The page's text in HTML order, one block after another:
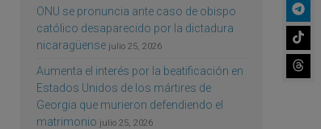
ONU se pronuncia ante caso de obispo
católico desaparecido por la dictadura
nicaragüense julio 25, 2026
Aumenta el interés por la beatificación en
Estados Unidos de los mártires de
Georgia que murieron defendiendo el
matrimonio julio 25, 2026